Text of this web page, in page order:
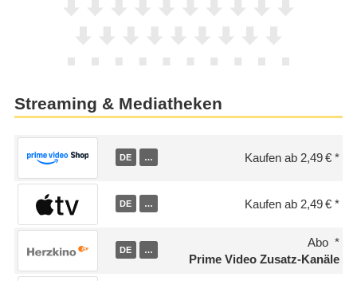
Streaming & Mediatheken
DE … Kaufen ab 2,49 €
DE … Kaufen ab 2,49 €
DE …
Abo
Prime Video Zusatz-Kanäle